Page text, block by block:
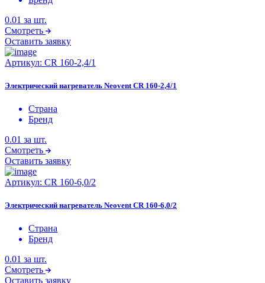
0.01 за шт.
Смотреть
Оставить заявку
Артикул: CR 160-2,4/1
Электрический нагреватель Neovent CR 160-2,4/1
Страна
Бренд
0.01 за шт.
Смотреть
Оставить заявку
Артикул: CR 160-6,0/2
Электрический нагреватель Neovent CR 160-6,0/2
Страна
Бренд
0.01 за шт.
Смотреть
Оставить заявку